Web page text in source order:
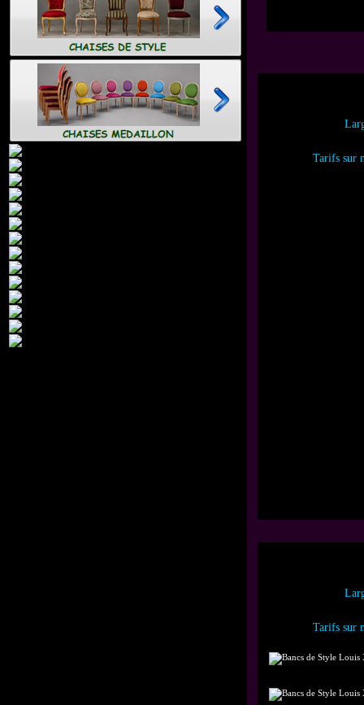
Tarifs sur
Tarifs sur